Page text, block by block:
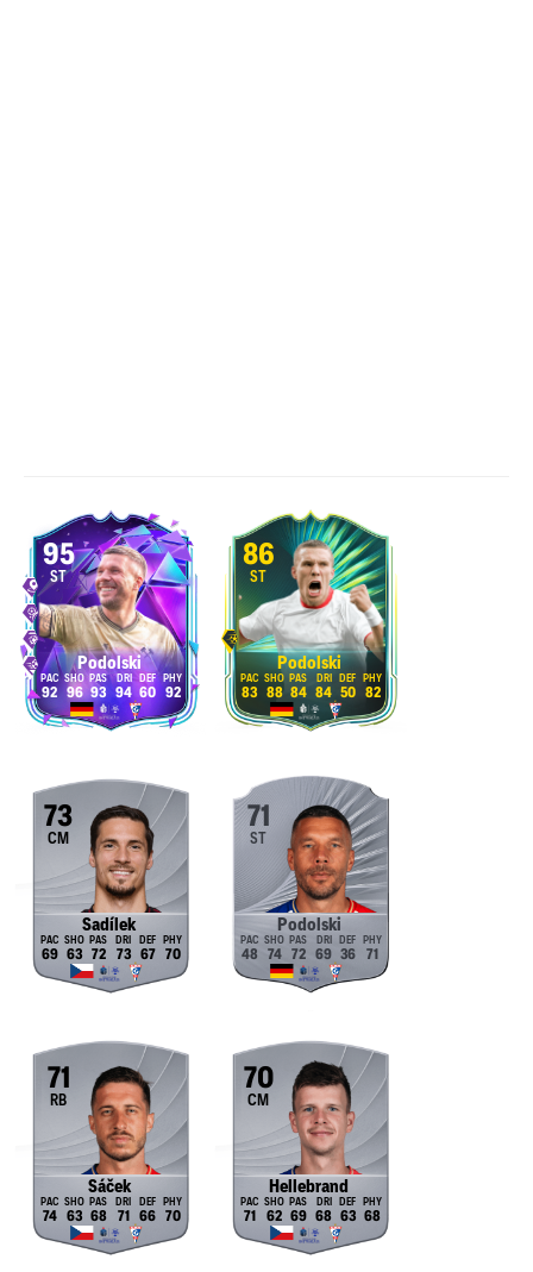
95
ST
Podolski
92 96 93 94 60 92
86
ST
Podolski
83 88 84 84 50 82
73
CM
Sadílek
69 63 72 73 67 70
71
ST
Podolski
48 74 72 69 36 71
71
RB
Sáček
74 63 68 71 66 70
70
CM
Hellebrand
71 62 69 68 63 68